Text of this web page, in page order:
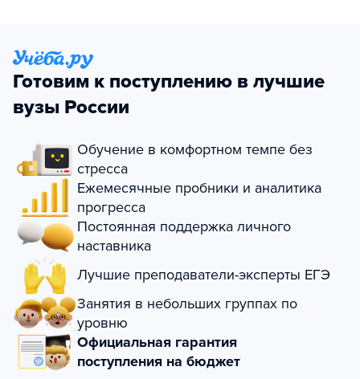
Готовим к поступлению в лучшие
вузы России
Обучение в комфортном темпе без
стресса
Ежемесячные пробники и аналитика
прогресса
Постоянная поддержка личного
наставника
Лучшие преподаватели-эксперты ЕГЭ
Занятия в небольших группах по
уровню
Официальная гарантия
поступления на бюджет